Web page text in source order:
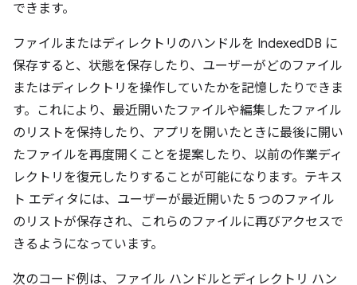
できます。
ファイルまたはディレクトリのハンドルを IndexedDB に
保存すると、状態を保存したり、ユーザーがどのファイル
またはディレクトリを操作していたかを記憶したりできま
す。これにより、最近開いたファイルや編集したファイル
のリストを保持したり、アプリを開いたときに最後に開い
たファイルを再度開くことを提案したり、以前の作業ディ
レクトリを復元したりすることが可能になります。テキス
ト エディタには、ユーザーが最近開いた 5 つのファイル
のリストが保存され、これらのファイルに再びアクセスで
きるようになっています。
次のコード例は、ファイル ハンドルとディレクトリ ハン